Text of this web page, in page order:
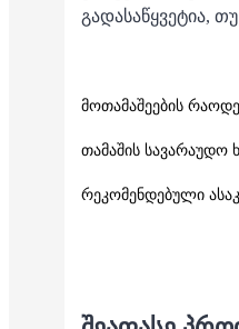
გადასაწყვეტია,
მოთამაშეების
თამაშის სავარაუდო
რეკომენდებული